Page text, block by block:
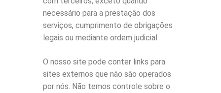
necessário para a prestação dos
serviços, cumprimento de obrigações
legais ou mediante ordem judicial.
O nosso site pode conter links para
sites externos que não são operados
por nós. Não temos controle sobre o